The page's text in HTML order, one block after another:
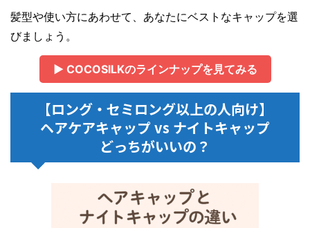
髪型や使い方にあわせて、あなたにベストなキャップを選
びましょう。
▶ COCOSILKのラインナップを見てみる
【ロング・セミロング以上の人向け】
ヘアケアキャップ vs ナイトキャップ
どっちがいいの？